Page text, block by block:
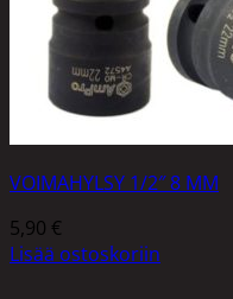
VOIMAHYLSY 1/2″ 8 MM
5,90 €
Lisää ostoskoriin